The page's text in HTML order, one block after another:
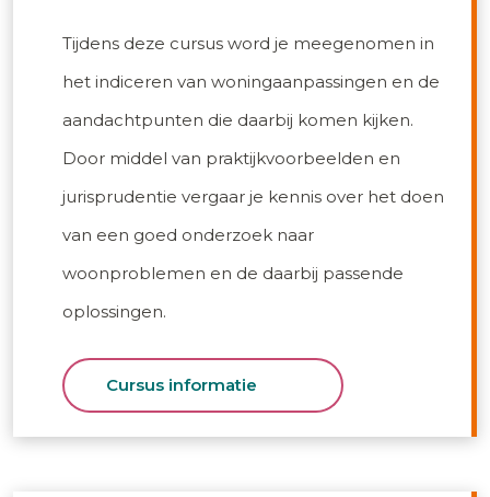
Tijdens deze cursus word je meegenomen in
het indiceren van woningaanpassingen en de
aandachtpunten die daarbij komen kijken.
Door middel van praktijkvoorbeelden en
jurisprudentie vergaar je kennis over het doen
van een goed onderzoek naar
woonproblemen en de daarbij passende
oplossingen.
Cursus informatie